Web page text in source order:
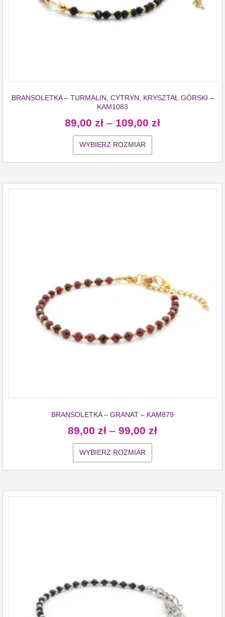
BRANSOLETKA – TURMALIN, CYTRYN, KRYSZTAŁ GÓRSKI –
KAM1083
89,00 zł – 109,00 zł
WYBIERZ ROZMIAR
BRANSOLETKA – GRANAT – KAM879
89,00 zł – 99,00 zł
WYBIERZ ROZMIAR